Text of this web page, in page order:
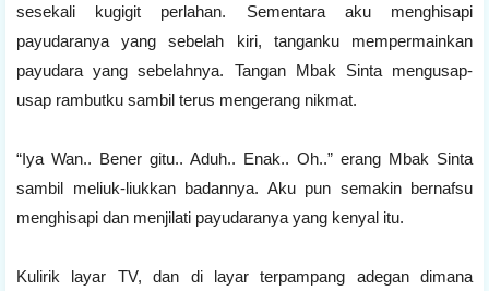
sesekali kugigit perlahan. Sementara aku menghisapi
payudaranya yang sebelah kiri, tanganku mempermainkan
payudara yang sebelahnya. Tangan Mbak Sinta mengusap-
usap rambutku sambil terus mengerang nikmat.
“Iya Wan.. Bener gitu.. Aduh.. Enak.. Oh..” erang Mbak Sinta
sambil meliuk-liukkan badannya. Aku pun semakin bernafsu
menghisapi dan menjilati payudaranya yang kenyal itu.
Kulirik layar TV, dan di layar terpampang adegan dimana